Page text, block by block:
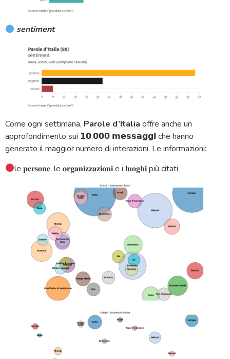
sentiment
Come ogni settimana, Parole d’Italia offre anche un
approfondimento sui 𝟭𝟬.𝟬𝟬𝟬 𝗺𝗲𝘀𝘀𝗮𝗴𝗴𝗶 che hanno
generato il maggior numero di interazioni. Le informazioni:
le 𝐩𝐞𝐫𝐬𝐨𝐧𝐞, le 𝐨𝐫𝐠𝐚𝐧𝐢𝐳𝐳𝐚𝐳𝐢𝐨𝐧𝐢 e i 𝐥𝐮𝐨𝐠𝐡𝐢 più citati